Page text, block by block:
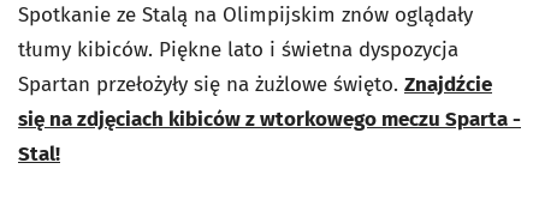
Spotkanie ze Stalą na Olimpijskim znów oglądały
tłumy kibiców. Piękne lato i świetna dyspozycja
Spartan przełożyły się na żużlowe święto. Znajdźcie
się na zdjęciach kibiców z wtorkowego meczu Sparta -
Stal!